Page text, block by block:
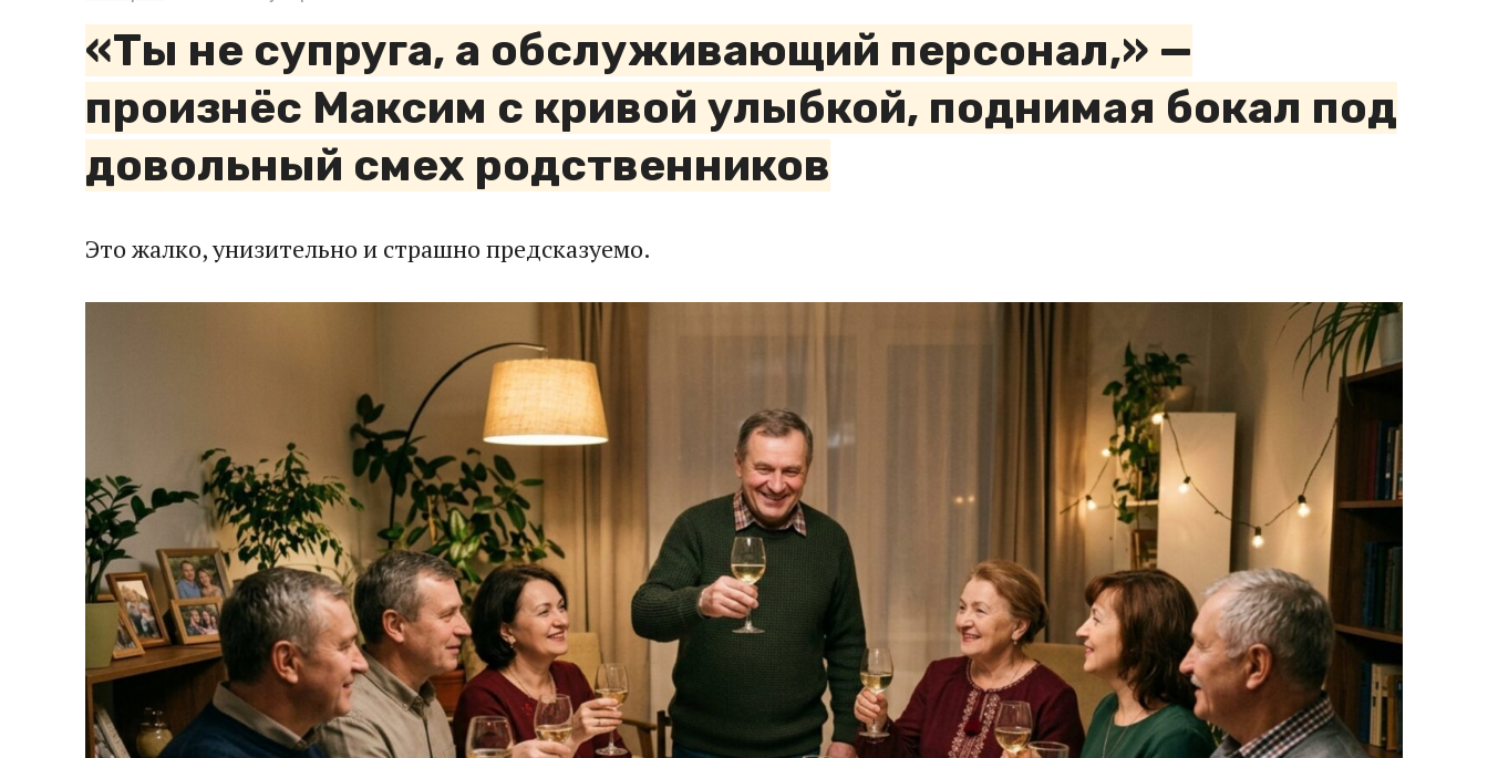
«Ты не супруга, а обслуживающий персонал,» —
произнёс Максим с кривой улыбкой, поднимая бокал под
довольный смех родственников
Это жалко, унизительно и страшно предсказуемо.